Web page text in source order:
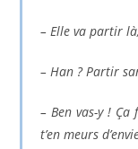
– Elle va partir
– Han ? Partir
– Ben vas-y ! Ça
t’en meurs